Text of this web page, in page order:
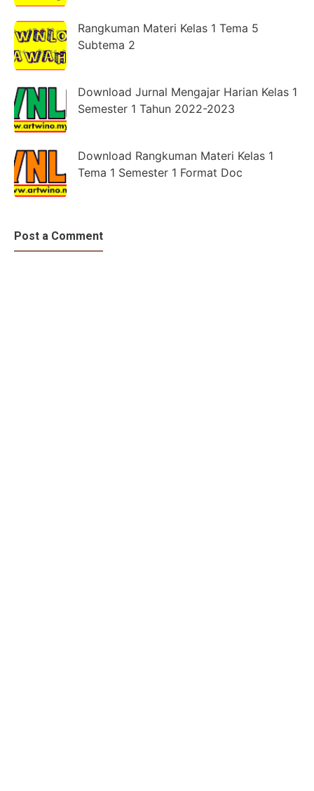
Rangkuman Materi Kelas 1 Tema 5
Subtema 2
Download Jurnal Mengajar Harian Kelas 1
Semester 1 Tahun 2022-2023
Download Rangkuman Materi Kelas 1
Tema 1 Semester 1 Format Doc
Post a Comment